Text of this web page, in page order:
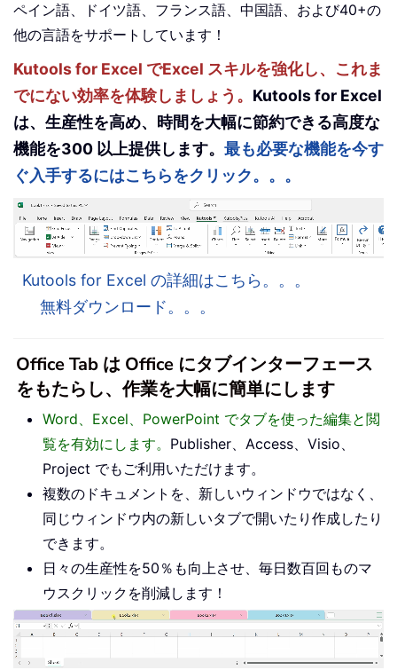
ペイン語、ドイツ語、フランス語、中国語、および40+の
他の言語をサポートしています！
Kutools for Excel でExcel スキルを強化し、これま
でにない効率を体験しましょう。 Kutools for Excel
は、生産性を高め、時間を大幅に節約できる高度な
機能を300 以上提供します。 最も必要な機能を今す
ぐ入手するにはこちらをクリック。。。
Kutools for Excel の詳細はこちら。。。
無料ダウンロード。。。
Office Tab は Office にタブインターフェース
をもたらし、作業を大幅に簡単にします
Word、Excel、PowerPoint でタブを使った編集と閲
覧を有効にします。 Publisher、Access、Visio、
Project でもご利用いただけます。
複数のドキュメントを、新しいウィンドウではなく、
同じウィンドウ内の新しいタブで開いたり作成したり
できます。
日々の生産性を50％も向上させ、毎日数百回ものマ
ウスクリックを削減します！